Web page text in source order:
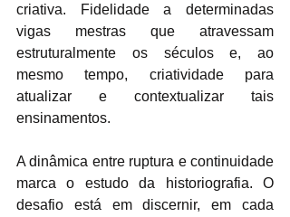
criativa. Fidelidade a determinadas
vigas mestras que atravessam
estruturalmente os séculos e, ao
mesmo tempo, criatividade para
atualizar e contextualizar tais
ensinamentos.
A dinâmica entre ruptura e continuidade
marca o estudo da historiografia. O
desafio está em discernir, em cada